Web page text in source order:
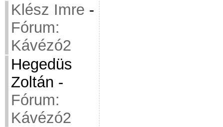
Klész Imre -
Fórum:
Kávézó2
Hegedüs
Zoltán -
Fórum:
Kávézó2